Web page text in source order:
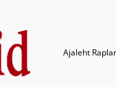
Ajaleht